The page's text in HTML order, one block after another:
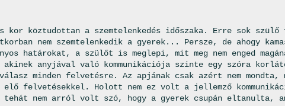
kor köztudottan a szemtelenkedés időszaka. Erre sok
nem szemtelenkedik a gyerek... Persze, de ahogy
határokat, a szülőt is meglepi, mit meg nem enged
akinek anyjával való kommunikációja szinte egy szóra
minden felvetésre. Az apjának csak azért nem mondta,
elő felvetésekkel. Holott nem ez volt a jellemző
tehát nem arról volt szó, hogy a gyerek csupán eltanulta,